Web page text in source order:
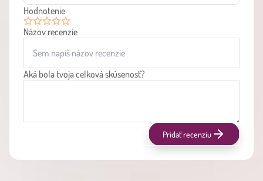
Hodnotenie
1 2 3 4 5
Názov recenzie
Aká bola tvoja celková skúsenosť?
Pridať recenziu